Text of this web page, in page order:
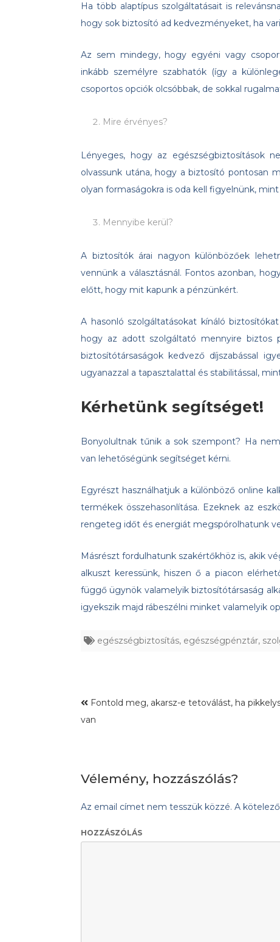
Ha több alaptípus szolgáltatásait is
hogy sok biztosító ad kedvezményeket, ha
Az sem mindegy, hogy egyéni vagy
inkább személyre szabhatók (így a
csoportos opciók olcsóbbak, de sokkal
Mire érvényes?
Lényeges, hogy az egészségbiztosítások
olvassunk utána, hogy a biztosító pontosan
olyan formaságokra is oda kell figyelnünk,
Mennyibe kerül?
A biztosítók árai nagyon különbözőek
vennünk a választásnál. Fontos azonban,
előtt, hogy mit kapunk a pénzünkért.
A hasonló szolgáltatásokat kínáló
hogy az adott szolgáltató mennyire biztos
biztosítótársaságok kedvező díjszabással
ugyanazzal a tapasztalattal és stabilitással,
Kérhetünk segítséget!
Bonyolultnak tűnik a sok szempont? Ha
van lehetőségünk segítséget kérni.
Egyrészt használhatjuk a különböző online
termékek összehasonlítása. Ezeknek az
rengeteg időt és energiát megspórolhatunk
Másrészt fordulhatunk szakértőkhöz is, akik
alkuszt keressünk, hiszen ő a piacon
függő ügynök valamelyik biztosítótársaság
igyekszik majd rábeszélni minket valamelyik
egészségbiztosítás, egészségpénztár,
Fontold meg, akarsz-e tetoválást, ha
van
Vélemény, hozzászólás?
Az email címet nem tesszük közzé. A
HOZZÁSZÓLÁS